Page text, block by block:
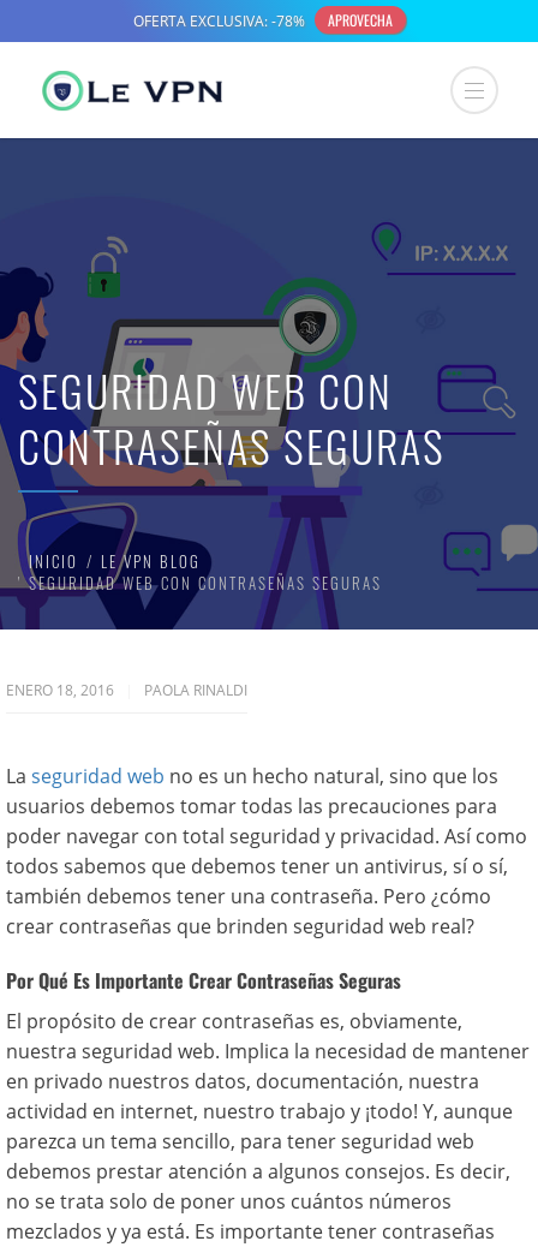
SEGURIDAD WEB CON
CONTRASEÑAS SEGURAS
INICIO
LE VPN BLOG
SEGURIDAD WEB CON CONTRASEÑAS SEGURAS
ENERO 18, 2016 PAOLA RINALDI
La seguridad web no es un hecho natural, sino que los
usuarios debemos tomar todas las precauciones para
poder navegar con total seguridad y privacidad. Así como
todos sabemos que debemos tener un antivirus, sí o sí,
también debemos tener una contraseña. Pero ¿cómo
crear contraseñas que brinden seguridad web real?
Por Qué Es Importante Crear Contraseñas Seguras
El propósito de crear contraseñas es, obviamente,
nuestra seguridad web. Implica la necesidad de mantener
en privado nuestros datos, documentación, nuestra
actividad en internet, nuestro trabajo y ¡todo! Y, aunque
parezca un tema sencillo, para tener seguridad web
debemos prestar atención a algunos consejos. Es decir,
no se trata solo de poner unos cuántos números
mezclados y ya está. Es importante tener contraseñas